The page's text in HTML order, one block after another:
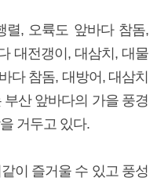
렬, 오륙도 앞바다 참돔,
대전갱이, 대삼치, 대물
다 참돔, 대방어, 대삼치
산 앞바다의 가을 풍경
거두고 있다.
이 즐거울 수 있고 풍성